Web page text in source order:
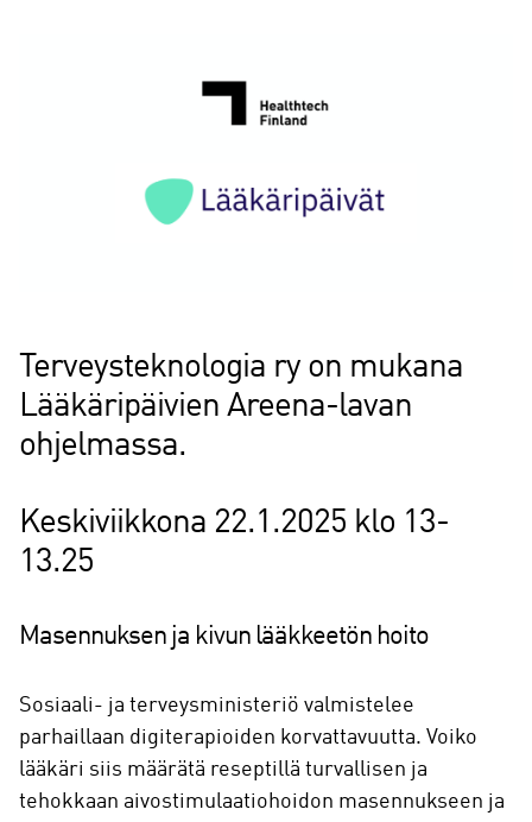
Terveysteknologia ry on mukana
Lääkäripäivien Areena-lavan
ohjelmassa.
Keskiviikkona 22.1.2025 klo 13-
13.25
Masennuksen ja kivun lääkkeetön hoito
Sosiaali- ja terveysministeriö valmistelee
parhaillaan digiterapioiden korvattavuutta. Voiko
lääkäri siis määrätä reseptillä turvallisen ja
tehokkaan aivostimulaatiohoidon masennukseen ja